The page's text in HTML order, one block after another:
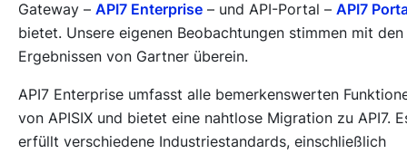
Gateway – API7 Enterprise – und API-Portal – API7
bietet. Unsere eigenen Beobachtungen stimmen mit den
Ergebnissen von Gartner überein.
API7 Enterprise umfasst alle bemerkenswerten
von APISIX und bietet eine nahtlose Migration zu API7.
erfüllt verschiedene Industriestandards, einschließlich